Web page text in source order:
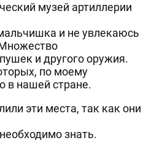
музей артиллерии
и не увлекаюсь
и другого оружия.
по моему
в нашей стране.
эти места, так как они
знать.